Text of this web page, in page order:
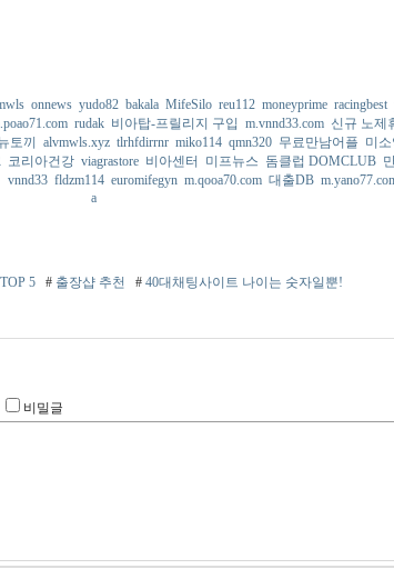
onnews yudo82 bakala MifeSilo reu112 moneyprime racingbest
rudak 비아탑-프릴리지 구입 m.vnnd33.com 신규 노제
토끼 alvmwls.xyz tlrhfdirrnr miko114 qmn320 무료만남어플 미
코리아건강 viagrastore 비아센터 미프뉴스 돔클럽 DOMCLUB
vnnd33 fldzm114 euromifegyn m.qooa70.com 대출DB
a
5#출장샵 추천 #40대채팅사이트 나이는 숫자일뿐!
비밀글